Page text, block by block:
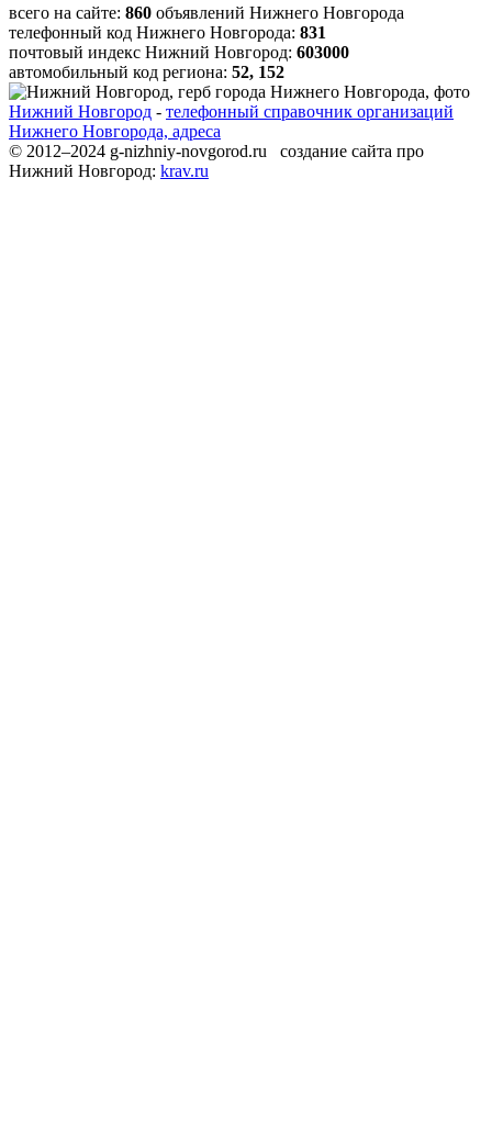
всего на сайте: 860 объявлений Нижнего Новгорода
телефонный код Нижнего Новгорода: 831
почтовый индекс Нижний Новгород: 603000
автомобильный код региона: 52, 152
Нижний Новгород - телефонный справочник организаций
Нижнего Новгорода, адреса
© 2012–2024 g-nizhniy-novgorod.ru создание сайта про
Нижний Новгород: krav.ru